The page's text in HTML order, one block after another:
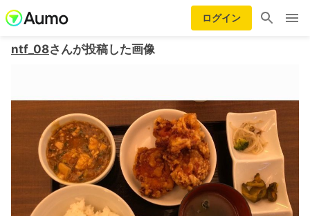
ログイン
ntf_08さんが投稿した画像